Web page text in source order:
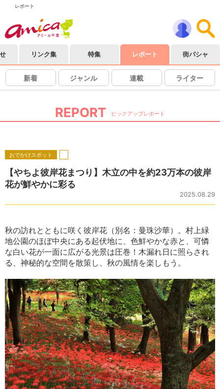
レポート
リンク集 特集 レポート 街パシャ
新着 ジャンル 連載 ライター
REPORT ピックアップレポート
おでかけスポット
【やちよ彼岸花まつり】木立の中を約23万本の彼岸
花が鮮やかに彩る
2025.08.29
秋の訪れとともに咲く彼岸花（別名：曼珠沙華）。村上緑
地公園のほぼ中央にある起伏地に、色鮮やかな赤と、可憐
な白い花が一面に広がる光景は圧巻！木漏れ日に照らされ
る、神秘的な空間を散策し、秋の風情を楽しもう。